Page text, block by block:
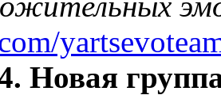
Новая